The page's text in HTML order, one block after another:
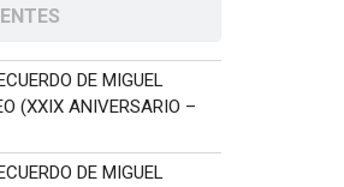
DE MIGUEL
(XXIX ANIVERSARIO –
DE MIGUEL